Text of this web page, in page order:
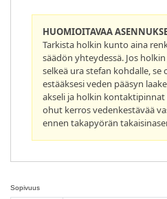
HUOMIOITAVAA
Tarkista holkin kunto aina
säädön yhteydessä. Jos
selkeä ura stefan kohdalle, se
estääksesi veden pääsyn
akseli ja holkin
ohut kerros vedenkestävää
ennen takapyörän
Sopivuus